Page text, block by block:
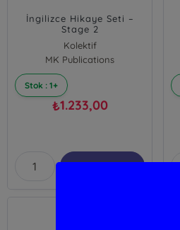
İngilizce Hikaye Seti –
Stage 2
Kolektif
MK Publications
Stok : 1+
₺1.233,00